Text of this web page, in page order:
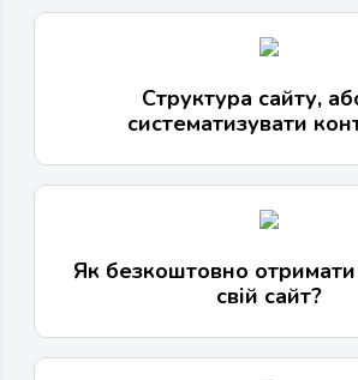
Структура сайту,
систематизувати
Як безкоштовно
свій сайт?